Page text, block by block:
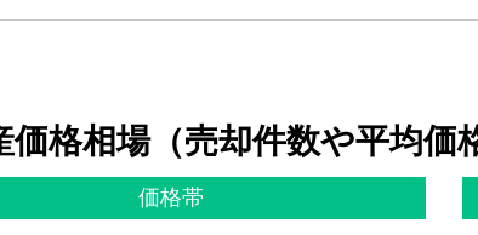
格相場（売却件数や平均価
価格帯